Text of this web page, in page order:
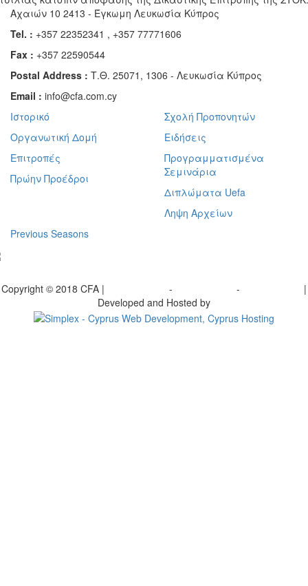
Αχαιών 10 2413 - Έγκωμη Λευκωσία Κύπρος
Tel. : +357 22352341 , +357 77771606
Fax : +357 22590544
Postal Address : Τ.Θ. 25071, 1306 - Λευκωσία Κύπρος
Email : info@cfa.com.cy
Ιστορικό
Οργανωτική Δομή
Επιτροπές
Πρώην Προέδροι
Σχολή Προπονητών
Ειδήσεις
Προγραμματισμένα
Σεμινάρια
Διπλώματα Uefa
Ληψη Αρχείων
Previous Seasons
Copyright © 2018 CFA | - -
|
Developed and Hosted by